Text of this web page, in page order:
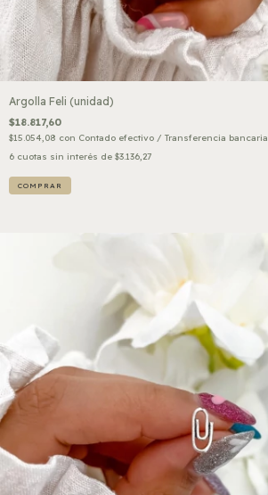
Argolla Feli (unidad)
$18.817,60
$15.054,08 con Contado efectivo / Transferencia bancaria
6 cuotas sin interés de $3.136,27